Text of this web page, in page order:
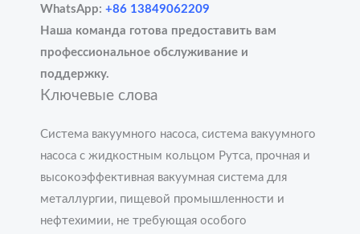
WhatsApp: +86 13849062209
Наша команда готова предоставить вам
профессиональное обслуживание и
поддержку.
Ключевые слова
Система вакуумного насоса, система вакуумного
насоса с жидкостным кольцом Рутса, прочная и
высокоэффективная вакуумная система для
металлургии, пищевой промышленности и
нефтехимии, не требующая особого